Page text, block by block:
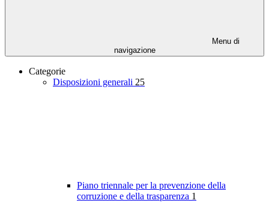
Menu di
navigazione
Categorie
Disposizioni generali 25
Piano triennale per la prevenzione della
corruzione e della trasparenza 1